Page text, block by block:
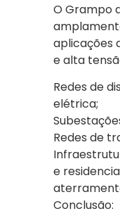
O Grampo
aplicações
e alta
Redes de
elétrica;
Redes de
e
Conclusão: